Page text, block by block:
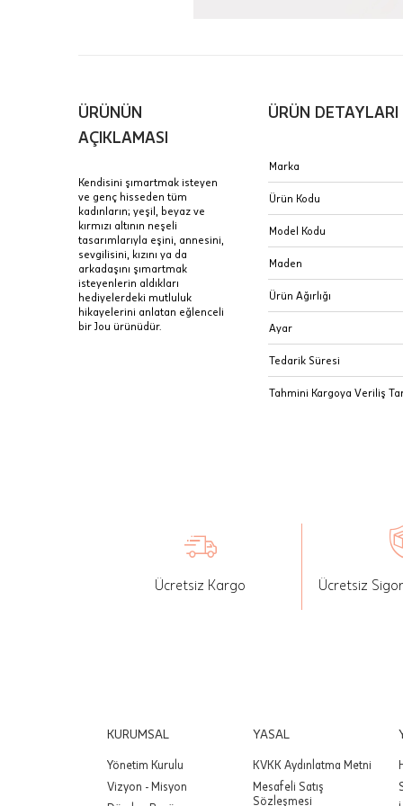
Stoklar çok
Taksit
Tek Çekim
2 Taksit
3 Taksit
E-Posta Adresi
ÜRÜNÜN
AÇIKLAMASI
Kendisini şımartmak isteyen
ve genç hisseden tüm
kadınların; yeşil, beyaz ve
kırmızı altının neşeli
tasarımlarıyla eşini, annesini,
sevgilisini, kızını ya da
arkadaşını şımartmak
isteyenlerin aldıkları
hediyelerdeki mutluluk
hikayelerini anlatan eğlenceli
bir Jou ürünüdür.
ÜRÜN DETAYLARI
Marka
Ürün Kodu
Model Kodu
Maden
Ürün Ağırlığı
Ayar
Tedarik Süresi
Tahmini Kargoya Veriliş
Ücretsiz Kargo Ücretsiz
KURUMSAL
Yönetim Kurulu
Vizyon - Misyon
YASAL
KVKK Aydınlatma Metni
Mesafeli Satış
Sözleşmesi
Sertifika
JTR |
Sipariş
İptal:
seçilen
Önemli:
Önemli: